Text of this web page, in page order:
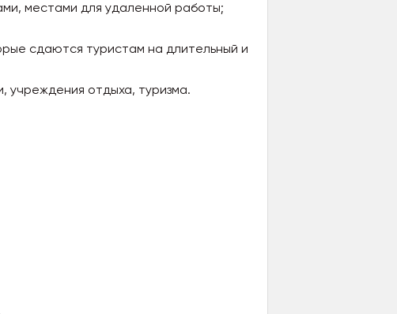
местами для удаленной работы;
сдаются туристам на длительный и
учреждения отдыха, туризма.